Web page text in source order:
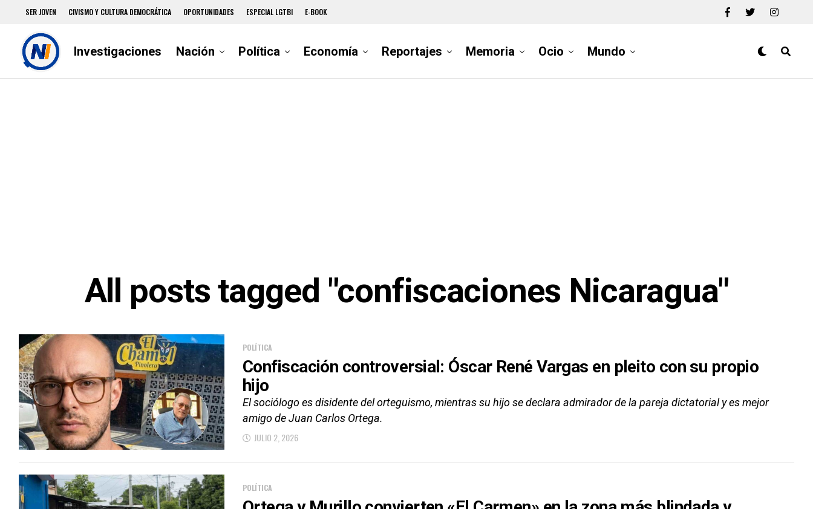
SER JOVEN CIVISMO Y CULTURA DEMOCRÁTICA OPORTUNIDADES ESPECIAL LGTBI E-BOOK
Investigaciones Nación Política Economía Reportajes Memoria Ocio Mundo
All posts tagged "confiscaciones Nicaragua"
POLÍTICA
Confiscación controversial: Óscar René Vargas en pleito con su propio
hijo
El sociólogo es disidente del orteguismo, mientras su hijo se declara admirador de la pareja dictatorial y es mejor
amigo de Juan Carlos Ortega.
JULIO 2, 2026
POLÍTICA